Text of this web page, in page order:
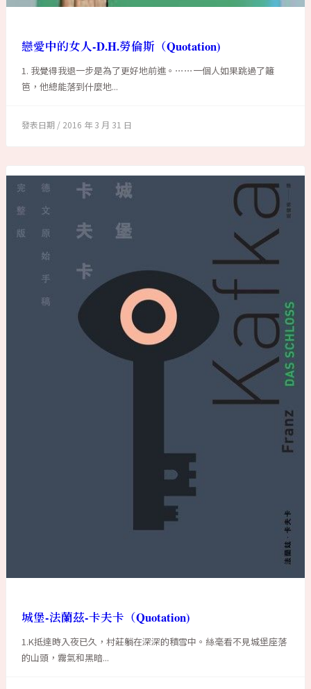
戀愛中的女人-D.H.勞倫斯（Quotation)
1. 我覺得我退一步是為了更好地前進。⋯⋯一個人如果跳過了籬
笆，他總能落到什麼地...
2016 年 3 月 31 日
城堡-法蘭茲-卡夫卡（Quotation)
1.K抵達時入夜已久，村莊躺在深深的積雪中。絲毫看不見城堡座落
的山頭，霧氣和黑暗...